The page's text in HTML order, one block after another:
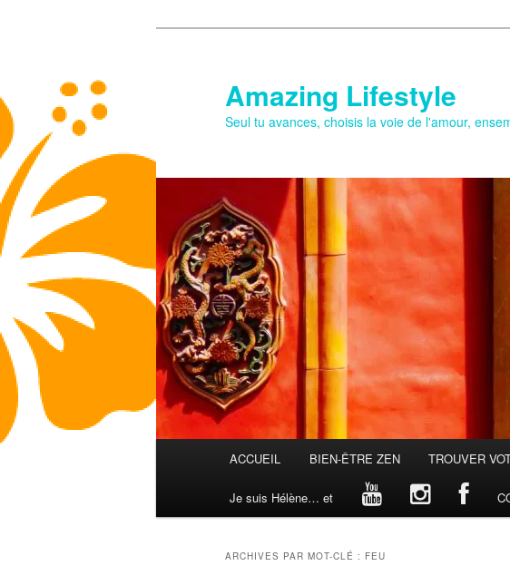
contenu
principal
contenu
secondaire
Amazing Lifestyle
Seul tu avances, choisis la voie de l'amour,
ACCUEIL BIEN-ÊTRE ZEN TROUVER
Je suis Hélène… et
ARCHIVES PAR MOT-CLÉ : FEU